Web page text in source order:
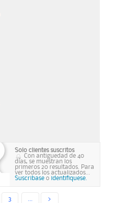
Solo clientes suscritos
Con antiguedad de 40
días, se muestran los
primeros 20 resultados. Para
ver todos los actualizados...
Suscribase o identifiquese.
3 >